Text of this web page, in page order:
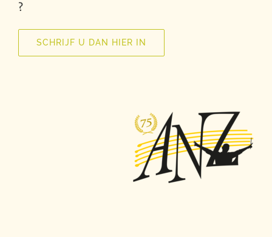
?
SCHRIJF U DAN HIER IN